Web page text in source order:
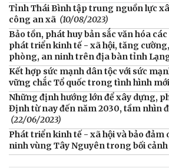
Tỉnh Thái Bình tập trung nguồn lực
công an xã (10/08/2023)
Bảo tồn, phát huy bản sắc văn hóa
phát triển kinh tế - xã hội, tăng
phòng, an ninh trên địa bàn tỉnh
Kết hợp sức mạnh dân tộc với sức
vững chắc Tổ quốc trong tình hình mới
Những định hướng lớn để xây dựng,
Định từ nay đến năm 2030, tầm nhìn
(22/06/2023)
Phát triển kinh tế - xã hội và bảo đảm
ninh vùng Tây Nguyên trong bối